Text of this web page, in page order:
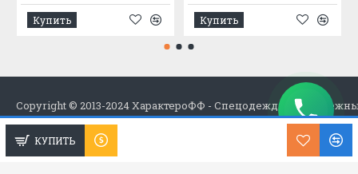
КУПИТЬ
Купить Купить
Copyright © 2013-2024 ХарактероФФ - Спецодежда в